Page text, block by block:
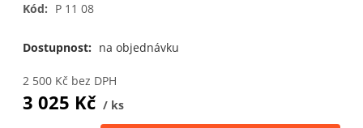
Kód: P 11 08
Dostupnost: na objednávku
2 500Kč bez DPH
3 025 Kč ks